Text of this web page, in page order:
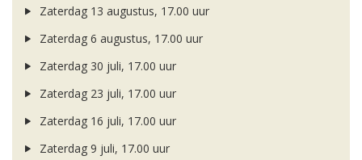
Zaterdag 13 augustus, 17.00 uur
Zaterdag 6 augustus, 17.00 uur
Zaterdag 30 juli, 17.00 uur
Zaterdag 23 juli, 17.00 uur
Zaterdag 16 juli, 17.00 uur
Zaterdag 9 juli, 17.00 uur